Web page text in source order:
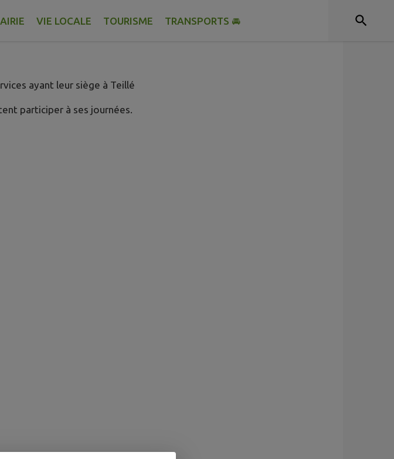
VIE LOCALE TOURISME TRANSPORTS 🚘
ayant leur siège à Teillé
participer à ses journées.